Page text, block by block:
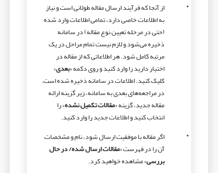
از آنجا که فرآیند ارسال مقاله طولانی است و نیاز
به اطلاعات خاصی دارد، تمامی اطلاعات وارد شده
(حتی در مرحله تعیین نوع مقاله) در سامانه
ذخیره می­‌شود و لازم نیست تمام مراحل در یک
مرتبه کامل شود. هر اطلاعاتی که از مقاله در
اختیار دارید را وارد کنید و روی دکمه «بعدی»
کلیک کنید. اطلاعات در سامانه ذخیره شده است.
در مراجعه‌­های بعدی به سامانه، زیر گزینه ارائه
مقاله جدید، گزینه «مقالات تکمیل نشده» را
انتخاب کنید و اطلاعات جدید را وارد کنید.
اگر مقاله با موفقیت ارسال شود، نام و مشخصات
آن را در فهرست «مقالات ارسال شده/ در حال
بررسی» مشاهده خواهید کرد.